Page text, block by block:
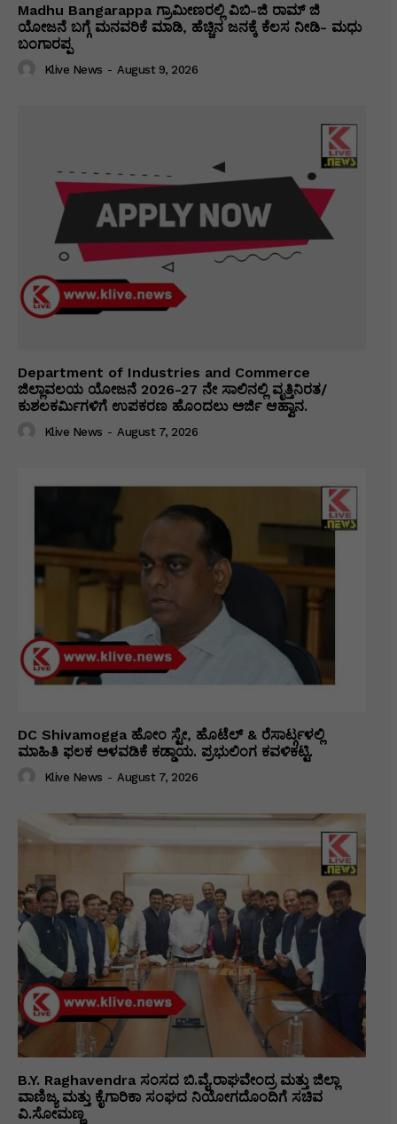
Madhu Bangarappa ಗ್ರಾಮೀಣರಲ್ಲಿ ವಿಬಿ-ಜಿ ರಾಮ್ ಜಿ
ಯೋಜನೆ ಬಗ್ಗೆ ಮನವರಿಕೆ ಮಾಡಿ, ಹೆಚ್ಚಿನ ಜನಕ್ಕೆ ಕೆಲಸ ನೀಡಿ- ಮಧು
ಬಂಗಾರಪ್ಪ
Klive News - August 9, 2026
Department of Industries and Commerce
ಜಿಲ್ಲಾವಲಯ ಯೋಜನೆ 2026-27 ನೇ ಸಾಲಿನಲ್ಲಿ ವೃತ್ತಿನಿರತ/
ಕುಶಲಕರ್ಮಿಗಳಿಗೆ ಉಪಕರಣ ಹೊಂದಲು ಅರ್ಜಿ ಆಹ್ವಾನ.
Klive News - August 7, 2026
DC Shivamogga ಹೋಂ ಸ್ಟೇ, ಹೊಟೆಲ್ & ರೆಸಾರ್ಟ್ಗಳಲ್ಲಿ
ಮಾಹಿತಿ ಫಲಕ ಅಳವಡಿಕೆ ಕಡ್ಡಾಯ. ಪ್ರಭುಲಿಂಗ ಕವಳಿಕಟ್ಟಿ.
Klive News - August 7, 2026
B.Y. Raghavendra ಸಂಸದ ಬಿ.ವೈ.ರಾಘವೇಂದ್ರ ಮತ್ತು ಜಿಲ್ಲಾ
ವಾಣಿಜ್ಯ ಮತ್ತು ಕೈಗಾರಿಕಾ ಸಂಘದ ನಿಯೋಗದೊಂದಿಗೆ ಸಚಿವ
ವಿ‌.ಸೋಮಣ್ಣ